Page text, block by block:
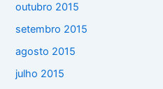
outubro 2015
setembro 2015
agosto 2015
julho 2015